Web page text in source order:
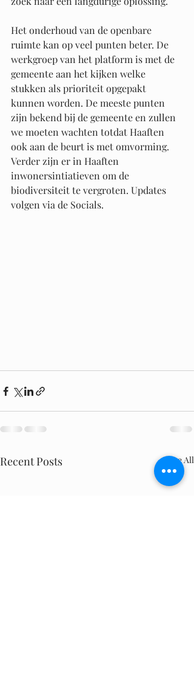
Het onderhoud van de openbare
ruimte kan op veel punten beter. De
werkgroep van het platform is met de
gemeente aan het kijken welke
stukken als prioriteit opgepakt
kunnen worden. De meeste punten
zijn bekend bij de gemeente en zullen
we moeten wachten totdat Haaften
ook aan de beurt is met omvorming.
Verder zijn er in Haaften
inwonersintiatieven om de
biodiversiteit te vergroten. Updates
volgen via de Socials.
Recent Posts See All